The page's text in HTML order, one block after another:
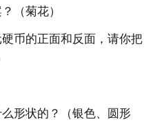
（菊花）
币的正面和反面，请你把
形状的？（银色、圆形